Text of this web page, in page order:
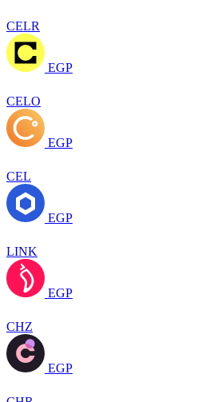
CELR
EGP
CELO
EGP
CEL
EGP
LINK
EGP
CHZ
EGP